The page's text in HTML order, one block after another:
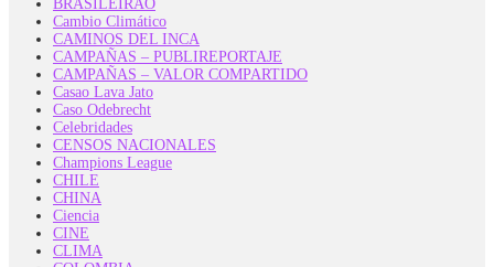
BRASILEIRAO
Cambio Climático
CAMINOS DEL INCA
CAMPAÑAS – PUBLIREPORTAJE
CAMPAÑAS – VALOR COMPARTIDO
Casao Lava Jato
Caso Odebrecht
Celebridades
CENSOS NACIONALES
Champions League
CHILE
CHINA
Ciencia
CINE
CLIMA